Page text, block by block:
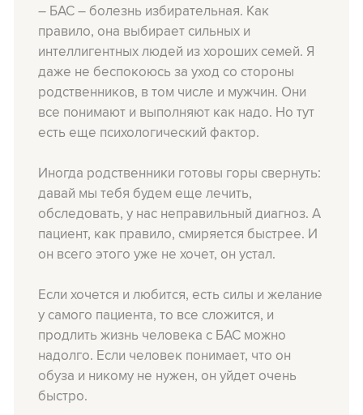
– БАС – болезнь избирательная. Как
правило, она выбирает сильных и
интеллигентных людей из хороших семей. Я
даже не беспокоюсь за уход со стороны
родственников, в том числе и мужчин. Они
все понимают и выполняют как надо. Но тут
есть еще психологический фактор.
Иногда родственники готовы горы свернуть:
давай мы тебя будем еще лечить,
обследовать, у нас неправильный диагноз. А
пациент, как правило, смиряется быстрее. И
он всего этого уже не хочет, он устал.
Если хочется и любится, есть силы и желание
у самого пациента, то все сложится, и
продлить жизнь человека с БАС можно
надолго. Если человек понимает, что он
обуза и никому не нужен, он уйдет очень
быстро.